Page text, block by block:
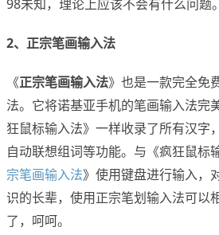
98未知，理论上应该不会有什么问题。
2、正宗笔画输入法
《正宗笔画输入法》也是一款完全免
法。它将诺基亚手机的笔画输入法完
狂鼠标输入法》一样收录了所有汉字
自动联想组词等功能。与《疯狂鼠标
宗笔画输入法》使用键盘进行输入，
识的长辈，使用正宗笔划输入法可以
了，呵呵。